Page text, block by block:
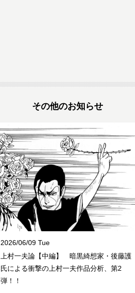
その他のお知らせ
2026/06/09 Tue
上村一夫論【中編】 暗黒綺想家・後藤護
氏による衝撃の上村一夫作品分析、第2
弾！！